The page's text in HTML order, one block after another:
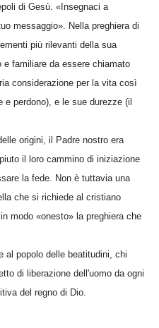
di Gesù. «Insegnaci a
messaggio». Nella preghiera di
più rilevanti della sua
e familiare da essere chiamato
considerazione per la vita così
perdono), e le sue durezze (il
origini, il Padre nostro era
il loro cammino di iniziazione
la fede. Non è tuttavia una
che si richiede al cristiano
modo «onesto» la preghiera che
al popolo delle beatitudini, chi
di liberazione dell'uomo da ogni
del regno di Dio.